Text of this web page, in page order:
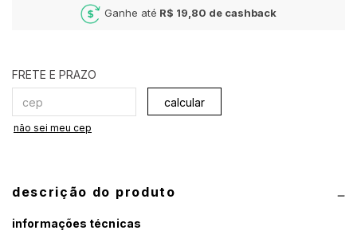
Ganhe até R$ 19,80 de cashback
calcular
não sei meu cep
descrição do produto
informações técnicas